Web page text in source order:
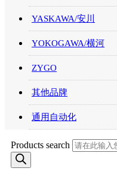
YASKAWA/安川
YOKOGAWA/横河
ZYGO
其他品牌
通用自动化
Products search